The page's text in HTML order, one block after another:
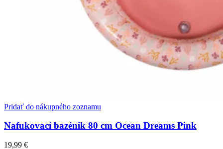
Pridať do nákupného zoznamu
Nafukovací bazénik 80 cm Ocean Dreams Pink
19,99 €